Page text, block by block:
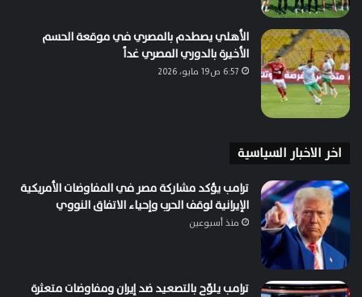
الأهلي يصطدم بالمصري في موقعة الحسم
الأخيرة بالدوري المصري غداً
6:57 ص19 مايو، 2026
اخر الاخبار السياسية
ترامب يؤكد مشاركة مصر في المفاوضات الأمريكية
الإيرانية لوقف الحرب وإحياء الاتفاق النووي
منذ أسبوعين
ترامب يلوّح بالتصعيد ضد إيران ومفاوضات متعثرة